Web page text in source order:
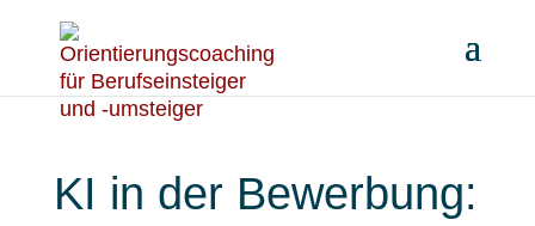
KI in der Bewerbung: